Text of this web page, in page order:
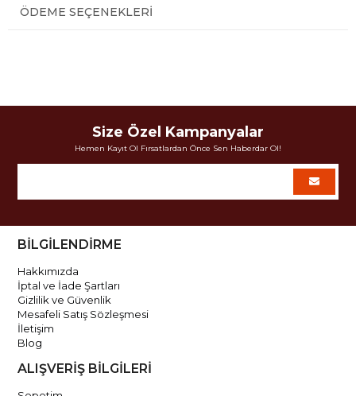
ÖDEME SEÇENEKLERI
Size Özel Kampanyalar
Hemen Kayıt Ol Fırsatlardan Önce Sen Haberdar Ol!
BİLGİLENDİRME
Hakkımızda
İptal ve İade Şartları
Gizlilik ve Güvenlik
Mesafeli Satış Sözleşmesi
İletişim
Blog
ALIŞVERİŞ BİLGİLERİ